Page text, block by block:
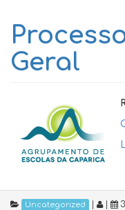
Geral
Uncategorized